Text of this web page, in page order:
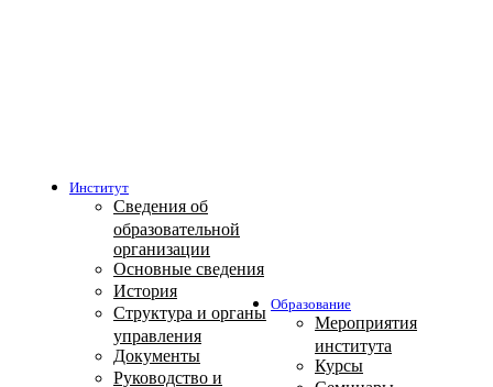
Институт
Сведения об
образовательной
организации
Основные сведения
История
Структура и органы
управления
Документы
Руководство и
Образование
Мероприятия
института
Курсы